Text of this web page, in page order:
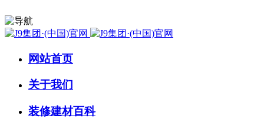
网站首页
关于我们
装修建材百科